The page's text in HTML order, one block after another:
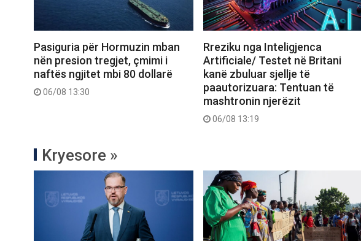
Pasiguria për Hormuzin mban
nën presion tregjet, çmimi i
naftës ngjitet mbi 80 dollarë
06/08 13:30
Rreziku nga Inteligjenca
Artificiale/ Testet në Britani
kanë zbuluar sjellje të
paautorizuara: Tentuan të
mashtronin njerëzit
06/08 13:19
Kryesore »